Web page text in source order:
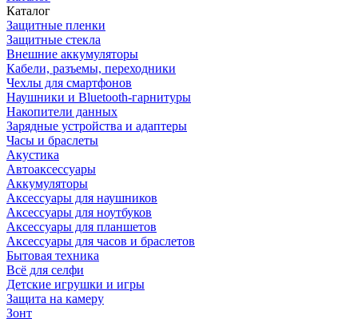
Каталог
Защитные пленки
Защитные стекла
Внешние аккумуляторы
Кабели, разъемы, переходники
Чехлы для смартфонов
Наушники и Bluetooth-гарнитуры
Накопители данных
Зарядные устройства и адаптеры
Часы и браслеты
Акустика
Автоаксессуары
Аккумуляторы
Аксессуары для наушников
Аксессуары для ноутбуков
Аксессуары для планшетов
Аксессуары для часов и браслетов
Бытовая техника
Всё для селфи
Детские игрушки и игры
Защита на камеру
Зонт